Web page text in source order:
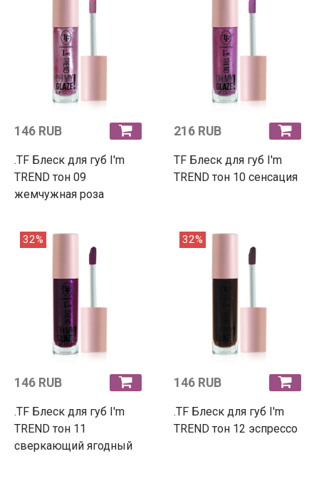
146 RUB
.TF Блеск для губ I'm
TREND тон 09
жемчужная роза
216 RUB
TF Блеск для губ I'm
TREND тон 10 сенсация
32%
146 RUB
.TF Блеск для губ I'm
TREND тон 11
сверкающий ягодный
32%
146 RUB
.TF Блеск для губ I'm
TREND тон 12 эспрессо